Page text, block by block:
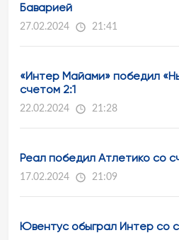
Баварией
27.02.2024 21:41
«Интер Майами» победил
счетом 2:1
22.02.2024 21:28
Реал победил Атлетико со
17.02.2024 21:09
Ювентус обыграл Интер со